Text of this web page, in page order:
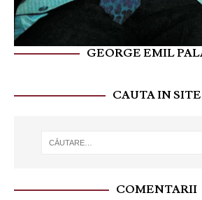
GEORGE EMIL
CAUTA IN SITE
COMENTARII